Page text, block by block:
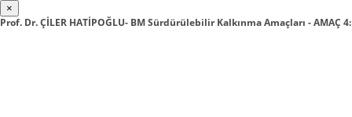
×
Prof. Dr. ÇİLER HATİPOĞLU- BM Sürdürülebilir Kalkınma Amaçları - AMAÇ